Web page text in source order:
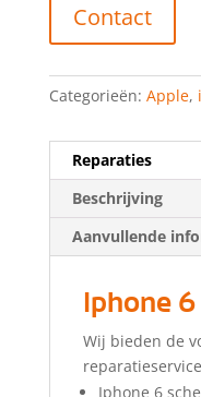
Contact
Categorieën: Apple,
Reparaties
Beschrijving
Aanvullende
Iphone
Wij bieden de
Iphone 6